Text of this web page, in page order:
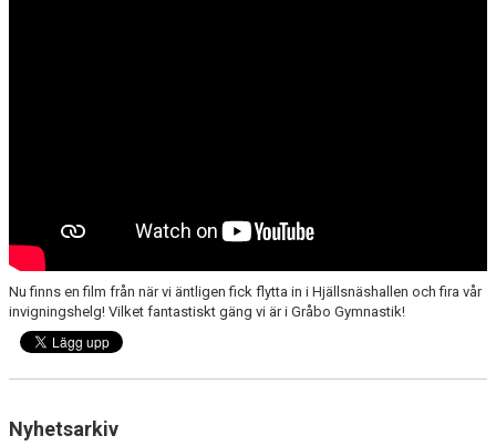
Nu finns en film från när vi äntligen fick flytta in i Hjällsnäshallen och fira vår
invigningshelg! Vilket fantastiskt gäng vi är i Gråbo Gymnastik!
Nyhetsarkiv